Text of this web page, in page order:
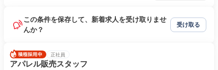
この条件を保存して、新着求人を受け取りませ
んか？
受け取る
正社員
アパレル販売スタッフ